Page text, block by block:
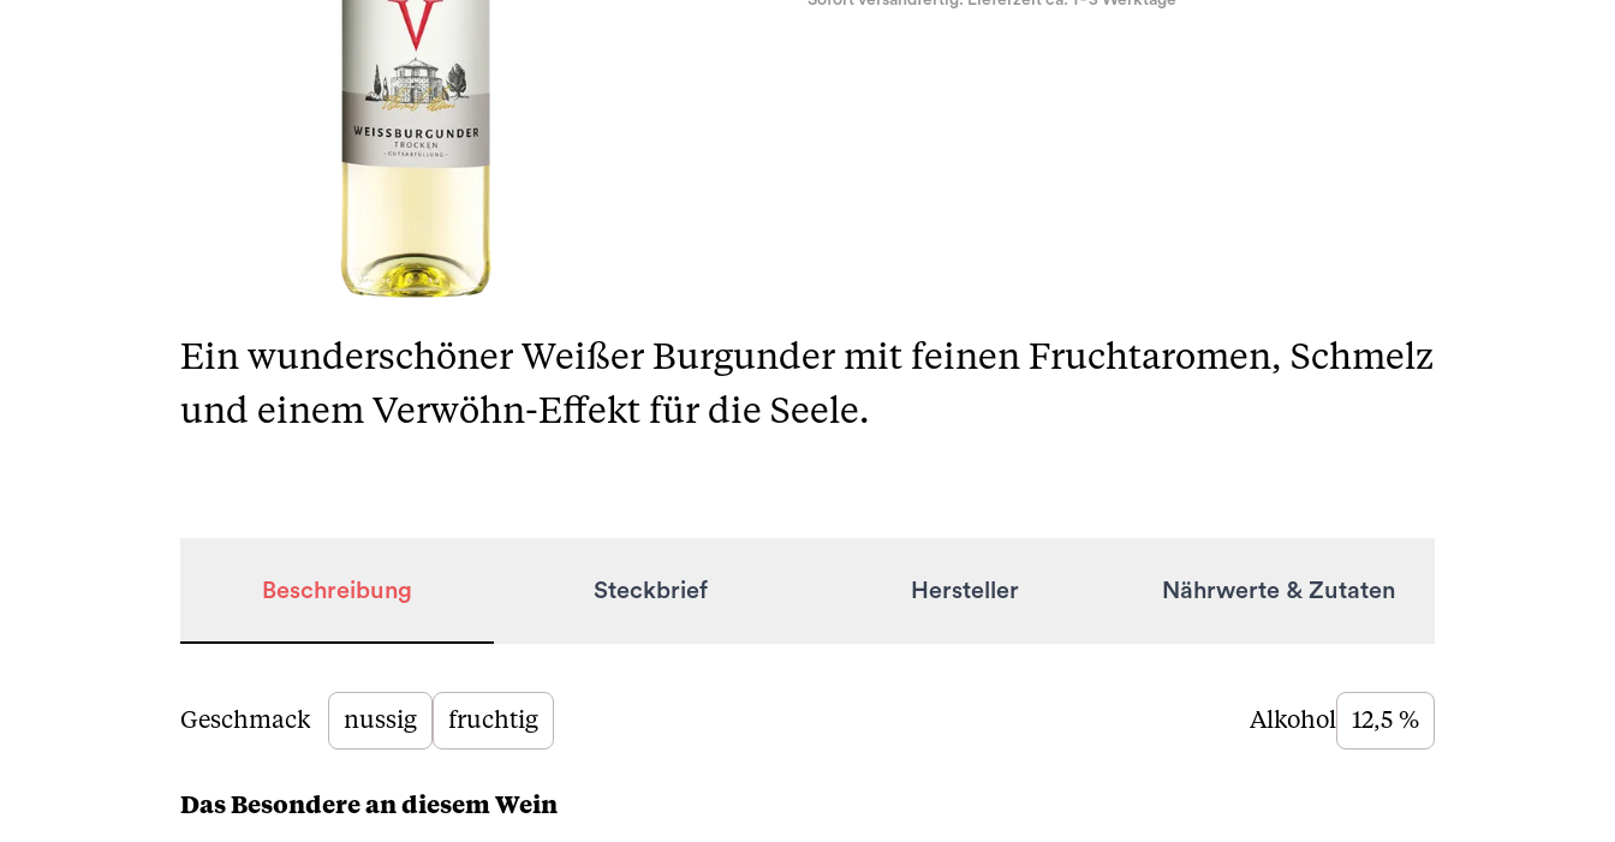
Ein wunderschöner Weißer Burgunder mit feinen Fruchtaromen, Schmelz
und einem Verwöhn-Effekt für die Seele.
Beschreibung Steckbrief Hersteller Nährwerte & Zutaten
Beschreibung
Geschmack nussig fruchtig Alkohol 12,5 %
Das Besondere an diesem Wein